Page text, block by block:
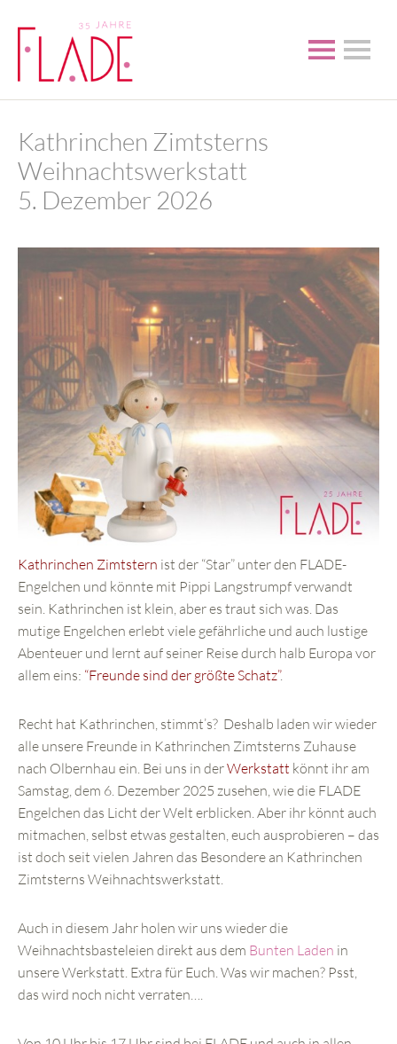
Kathrinchen Zimtsterns
Weihnachtswerkstatt
5. Dezember 2026
Kathrinchen Zimtstern ist der “Star” unter den FLADE-
Engelchen und könnte mit Pippi Langstrumpf verwandt
sein. Kathrinchen ist klein, aber es traut sich was. Das
mutige Engelchen erlebt viele gefährliche und auch lustige
Abenteuer und lernt auf seiner Reise durch halb Europa vor
allem eins: “Freunde sind der größte Schatz”.
Recht hat Kathrinchen, stimmt’s? Deshalb laden wir wieder
alle unsere Freunde in Kathrinchen Zimtsterns Zuhause
nach Olbernhau ein. Bei uns in derWerkstatt könnt ihr am
Samstag, dem 6. Dezember 2025 zusehen, wie die FLADE
Engelchen das Licht der Welt erblicken. Aber ihr könnt auch
mitmachen, selbst etwas gestalten, euch ausprobieren – das
ist doch seit vielen Jahren das Besondere an Kathrinchen
Zimtsterns Weihnachtswerkstatt.
Auch in diesem Jahr holen wir uns wieder die
Weihnachtsbasteleien direkt aus dem Bunten Laden in
unsere Werkstatt. Extra für Euch. Was wir machen? Psst,
das wird noch nicht verraten….